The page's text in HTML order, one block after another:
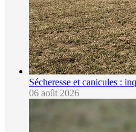
Sécheresse et canicules :
06 août 2026